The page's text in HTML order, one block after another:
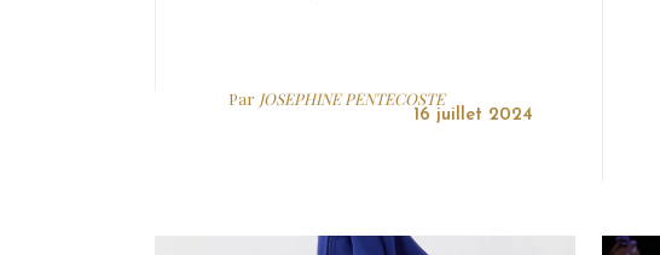
Par JOSEPHINE PENTECOSTE
16 juillet 2024